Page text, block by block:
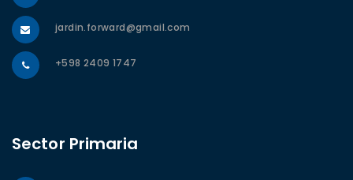
jardin.forward@gmail.com
+598 2409 1747
Sector Primaria